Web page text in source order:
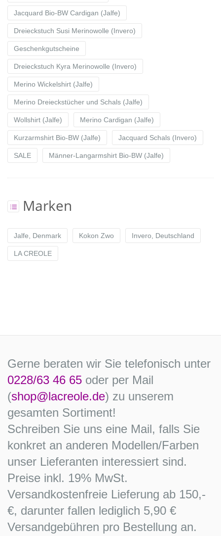
Jacquard Bio-BW Cardigan (Jalfe)
Dreieckstuch Susi Merinowolle (Invero)
Geschenkgutscheine
Dreieckstuch Kyra Merinowolle (Invero)
Merino Wickelshirt (Jalfe)
Merino Dreieckstücher und Schals (Jalfe)
Wollshirt (Jalfe) Merino Cardigan (Jalfe)
Kurzarmshirt Bio-BW (Jalfe) Jacquard Schals (Invero)
SALE Männer-Langarmshirt Bio-BW (Jalfe)
Marken
Jalfe, Denmark Kokon Zwo Invero, Deutschland
LA CREOLE
Gerne beraten wir Sie telefonisch unter
0228/63 46 65 oder per Mail
(shop@lacreole.de) zu unserem
gesamten Sortiment!
Schreiben Sie uns eine Mail, falls Sie
konkret an anderen Modellen/Farben
unser Lieferanten interessiert sind.
Preise inkl. 19% MwSt.
Versandkostenfreie Lieferung ab 150,-
€, darunter fallen lediglich 5,90 €
Versandgebühren pro Bestellung an.